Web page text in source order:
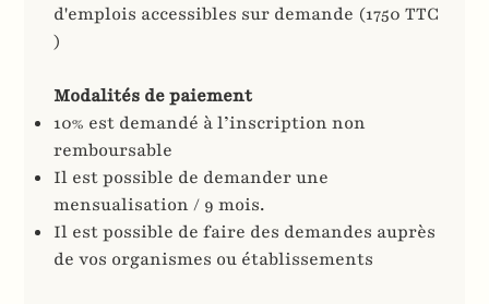
d'emplois accessibles sur demande (1750 TTC
)
Modalités de paiement
10% est demandé à l’inscription non
remboursable
Il est possible de demander une
mensualisation / 9 mois.
Il est possible de faire des demandes auprès
de vos organismes ou établissements